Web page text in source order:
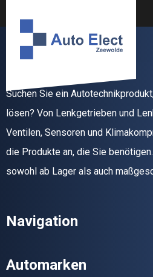
Suchen Sie ein
lösen? Von Lenkgetrieben und
Ventilen, Sensoren und
die Produkte an, die Sie
sowohl ab Lager als auch
Navigation
Automarken